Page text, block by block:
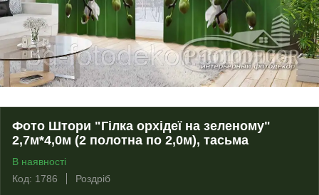
Фото Штори "Гілка орхідеї на зеленому"
2,7м*4,0м (2 полотна по 2,0м), тасьма
В наявності
Код: 1786
Роздріб